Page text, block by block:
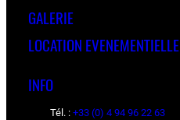
GALERIE
LOCATION EVENEMENTIELLE
INFO
Tél. : +33 (0) 4 94 96 22 63